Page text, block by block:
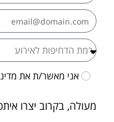
אני מאשר/ת את
מעולה, בקרוב יצרו